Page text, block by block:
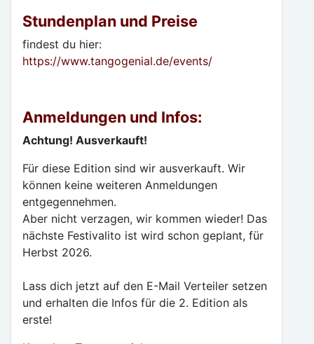
Stundenplan und Preise
findest du hier:
https://www.tangogenial.de/events/
Anmeldungen und Infos:
Achtung! Ausverkauft!
Für diese Edition sind wir ausverkauft. Wir
können keine weiteren Anmeldungen
entgegennehmen.
Aber nicht verzagen, wir kommen wieder! Das
nächste Festivalito ist wird schon geplant, für
Herbst 2026.
Lass dich jetzt auf den E-Mail Verteiler setzen
und erhalten die Infos für die 2. Edition als
erste!